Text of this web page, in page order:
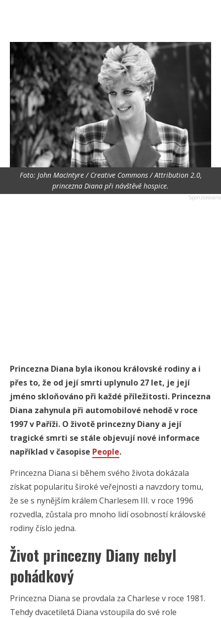
Foto: John MacIntyre / Creative Commons / Attribution 2.0,
princezna Diana při návštěvě hospice.
Princezna Diana byla ikonou královské rodiny a i
přes to, že od její smrti uplynulo 27 let, je její
jméno skloňováno při každé příležitosti. Princezna
Diana zahynula při automobilové nehodě v roce
1997 v Paříži. O životě princezny Diany a její
tragické smrti se stále objevují nové informace
například v časopise People.
Princezna Diana si během svého života dokázala
získat popularitu široké veřejnosti a navzdory tomu,
že se s nynějším králem Charlesem III. v roce 1996
rozvedla, zůstala pro mnoho lidí osobností královské
rodiny číslo jedna.
Život princezny Diany nebyl
pohádkový
Princezna Diana se provdala za Charlese v roce 1981.
Tehdy dvacetiletá Diana vstoupila do své role